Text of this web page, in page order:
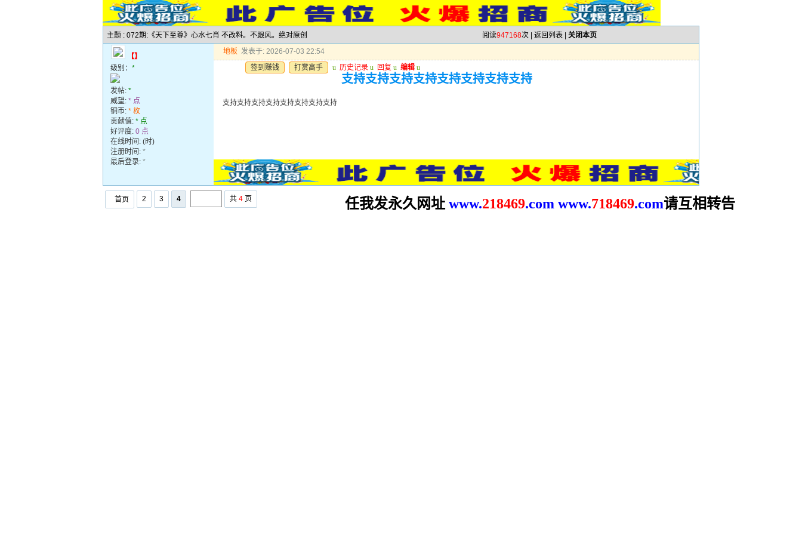
主题 : 072期:《天下至尊》心水七肖 不改料。不跟风。绝对原创 阅读947168次 | 返回列表 关闭本页
【】
级别： *
发帖: *
威望: * 点
铜币: * 枚
贡献值: * 点
好评度: 0 点
在线时间: (时)
注册时间: *
最后登录: *
地板 发表于: 2026-07-03 22:54
签到赚钱
打赏高手 u 历史记录 u 回复 u 编辑 u
支持支持支持支持支持支持支持支持
支持支持支持支持支持支持支持支持
首页 2 3 4 共 4 页 任我发永久网址 www.218469.com www.718469.com请互相转告